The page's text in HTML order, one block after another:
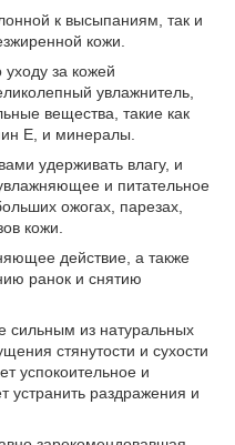
к высыпаниям, так и
кожи.
за кожей
увлажнитель,
вещества, такие как
Е, и минералы.
удерживать влагу, и
и питательное
ожогах, парезах,
кожи.
действие, а также
ранок и снятию
сильным из натуральных
стянутости и сухости
успокоительное и
устранить раздражения и